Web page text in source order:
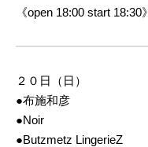
《open 18:00 start 18:30》
２０日（日）
●布施和彦
●Noir
●Butzmetz LingerieZ